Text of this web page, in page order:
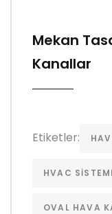
Mekan
Kanallar
Etiketler:
HVAC
OVAL HAVA